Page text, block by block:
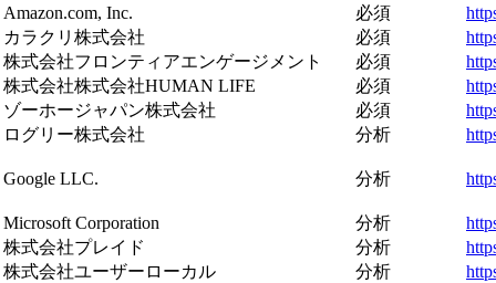
Amazon.com, Inc.
必須
カラクリ株式会社
必須
株式会社フロンティアエンゲージメント
必須
株式会社株式会社HUMAN LIFE
必須
ゾーホージャパン株式会社
必須
ログリー株式会社
分析
Google LLC. 分析
Microsoft Corporation 分析
株式会社プレイド
分析
株式会社ユーザーローカル
分析